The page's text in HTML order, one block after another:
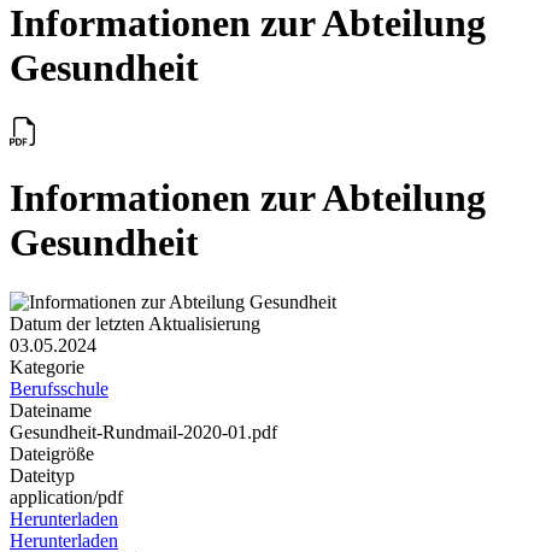
Informationen zur Abteilung
Gesundheit
Informationen zur Abteilung
Gesundheit
Datum der letzten Aktualisierung
03.05.2024
Kategorie
Berufsschule
Dateiname
Gesundheit-Rundmail-2020-01.pdf
Dateigröße
Dateityp
application/pdf
Herunterladen
Herunterladen